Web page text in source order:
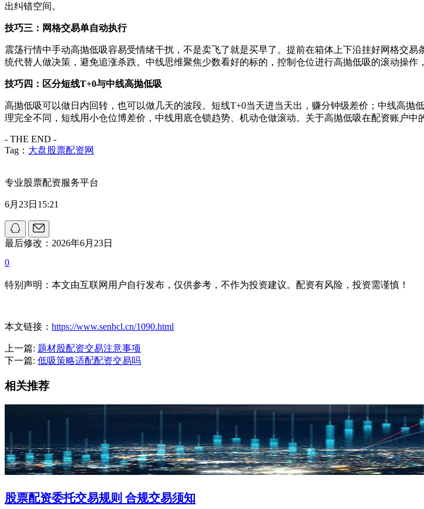
出纠错空间。
技巧三：网格交易单自动执行
震荡行情中手动高抛低吸容易受情绪干扰，不是卖飞了就是买早了。提前在箱体上下沿挂好网格交
统代替人做决策，避免追涨杀跌。中线思维聚焦少数看好的标的，控制仓位进行高抛低吸的滚动操作
技巧四：区分短线T+0与中线高抛低吸
高抛低吸可以做日内回转，也可以做几天的波段。短线T+0当天进当天出，赚分钟级差价；中线高抛
理完全不同，短线用小仓位博差价，中线用底仓锁趋势、机动仓做滚动。关于高抛低吸在配资账户中
- THE END -
Tag： 大盘股票配资网
专业股票配资服务平台
6月23日15:21
最后修改：2026年6月23日
0
特别声明：本文由互联网用户自行发布，仅供参考，不作为投资建议。配资有风险，投资需谨慎！
本文链接： https://www.senbcl.cn/1090.html
上一篇: 题材股配资交易注意事项
下一篇: 低吸策略适配配资交易吗
相关推荐
股票配资委托交易规则 合规交易须知